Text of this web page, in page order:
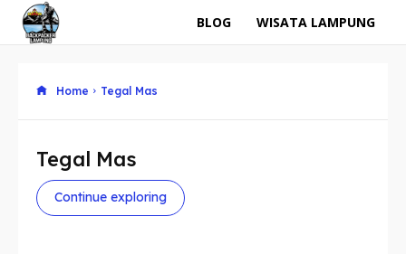
BLOG WISATA LAMPUNG
Home Tegal Mas
Tegal Mas
Continue exploring